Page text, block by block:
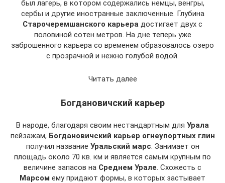
был лагерь, в котором содержались немцы, венгры,
сербы и другие иностранные заключенные. Глубина
Старочеремшанского карьера достигает двух с
половиной сотен метров. На дне теперь уже
заброшенного карьера со временем образовалось озеро
с прозрачной и нежно голубой водой.
Читать далее
Богдановичский карьер
В народе, благодаря своим нестандартным для Урала
пейзажам, Богдановичский карьер огнеупортных глин
получил название Уральский марс. Занимает он
площадь около 70 кв. км и является самым крупным по
величине запасов на Среднем Урале. Схожесть с
Марсом ему придают формы, в которых застывает